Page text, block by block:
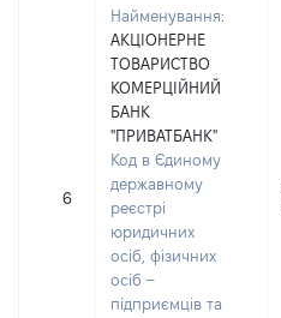
6
Найменування:
АКЦІОНЕРНЕ
ТОВАРИСТВО
КОМЕРЦІЙНИЙ
БАНК
"ПРИВАТБАНК"
Код в Єдиному
державному
реєстрі
юридичних
осіб, фізичних
осіб –
підприємців та